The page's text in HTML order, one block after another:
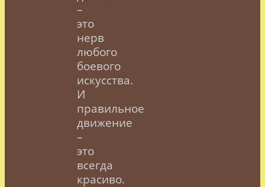
–
это
нерв
любого
боевого
искусства.
И
правильное
движение
–
это
всегда
красиво.